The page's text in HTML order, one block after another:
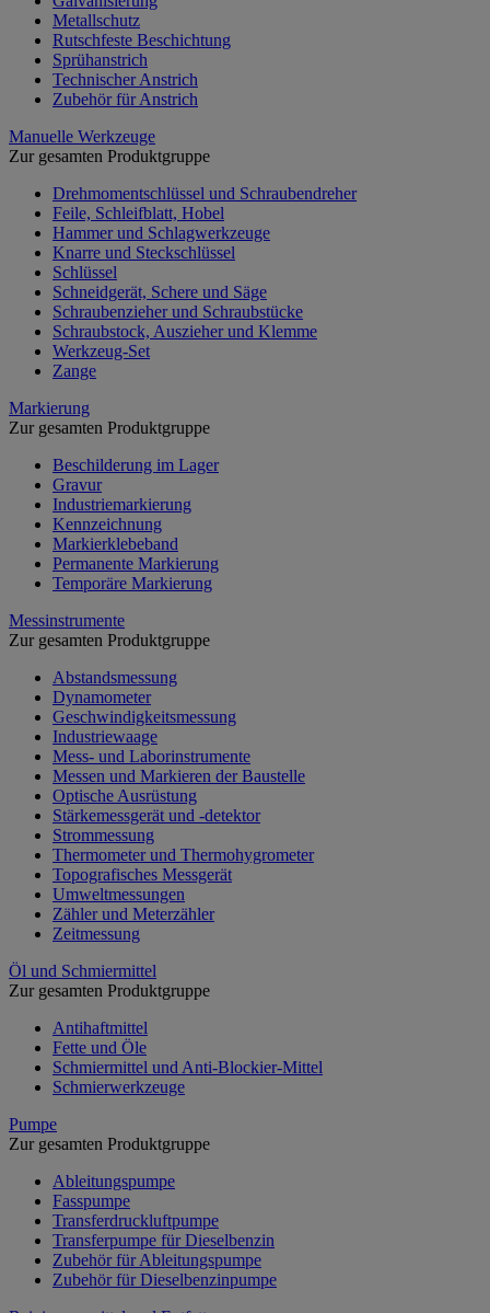
Metallschutz
Rutschfeste Beschichtung
Sprühanstrich
Technischer Anstrich
Zubehör für Anstrich
Manuelle Werkzeuge
Zur gesamten Produktgruppe
Drehmomentschlüssel und Schraubendreher
Feile, Schleifblatt, Hobel
Hammer und Schlagwerkzeuge
Knarre und Steckschlüssel
Schlüssel
Schneidgerät, Schere und Säge
Schraubenzieher und Schraubstücke
Schraubstock, Auszieher und Klemme
Werkzeug-Set
Zange
Markierung
Zur gesamten Produktgruppe
Beschilderung im Lager
Gravur
Industriemarkierung
Kennzeichnung
Markierklebeband
Permanente Markierung
Temporäre Markierung
Messinstrumente
Zur gesamten Produktgruppe
Abstandsmessung
Dynamometer
Geschwindigkeitsmessung
Industriewaage
Mess- und Laborinstrumente
Messen und Markieren der Baustelle
Optische Ausrüstung
Stärkemessgerät und -detektor
Strommessung
Thermometer und Thermohygrometer
Topografisches Messgerät
Umweltmessungen
Zähler und Meterzähler
Zeitmessung
Öl und Schmiermittel
Zur gesamten Produktgruppe
Antihaftmittel
Fette und Öle
Schmiermittel und Anti-Blockier-Mittel
Schmierwerkzeuge
Pumpe
Zur gesamten Produktgruppe
Ableitungspumpe
Fasspumpe
Transferdruckluftpumpe
Transferpumpe für Dieselbenzin
Zubehör für Ableitungspumpe
Zubehör für Dieselbenzinpumpe